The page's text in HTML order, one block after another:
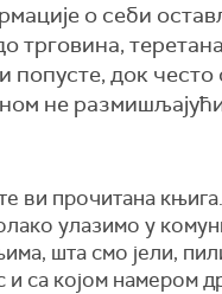
о себи
трговина,
попусте, док
не
ви прочитана
улазимо у
шта смо јели,
и са којом намером